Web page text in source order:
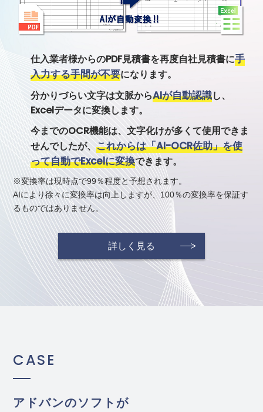
仕入業者様からのPDF見積書を再度自社見積書に手
入力する手間が不要になります。
分かりづらい文字は文脈からAIが自動認識し、
Excelデータに変換します。
今までのOCR機能は、文字化けが多くて使用できま
せんでしたが、これからは「AI-OCR佐助」を使
って自動でExcelに変換できます。
※変換率は現時点で99％程度と予想されます。
AIにより徐々に変換率は向上しますが、100％の変換率を保証す
るものではありません。
詳しく見る
CASE
アドバンのソフトが